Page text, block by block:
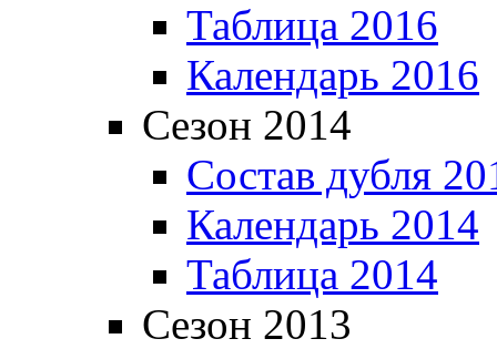
Таблица 2016
Календарь 2016
Сезон 2014
Состав дубля
Календарь 2014
Таблица 2014
Сезон 2013